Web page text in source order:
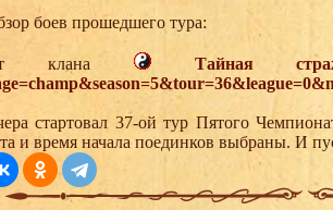
боев прошедшего тура:
клана
Тайная
стартовал 37-ой тур Пятого
и время начала поединков выбраны. И